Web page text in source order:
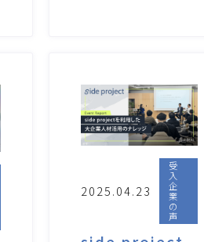
2025.04.23
受
入
企
業
の
声